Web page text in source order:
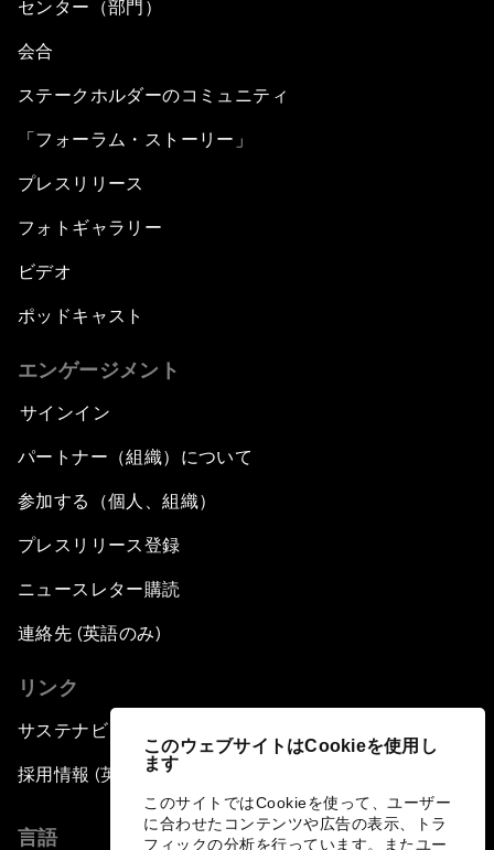
このウェブサイトはCookieを使用し
ます
このサイトではCookieを使って、ユーザー
に合わせたコンテンツや広告の表示、トラ
フィックの分析を行っています。またユー
センター（部門）
会合
ステークホルダーのコミュニティ
「フォーラム・ストーリー」
プレスリリース
フォトギャラリー
ビデオ
ポッドキャスト
エンゲージメント
サインイン
パートナー（組織）について
参加する（個人、組織）
プレスリリース登録
ニュースレター購読
連絡先 (英語のみ)
リンク
サステナビリティへの取り組み
採用情報 (英語のみ)
言語